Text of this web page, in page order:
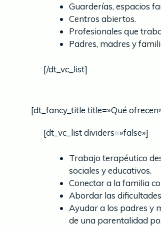
Guarderías, espacios
Centros abiertos.
Profesionales que
Padres, madres y
[/dt_vc_list]
[dt_fancy_title title=»Qué
[dt_vc_list dividers=»false»]
Trabajo terapéutico
sociales y educativos.
Conectar a la familia
Abordar las
Ayudar a los padres y
de una parentalidad